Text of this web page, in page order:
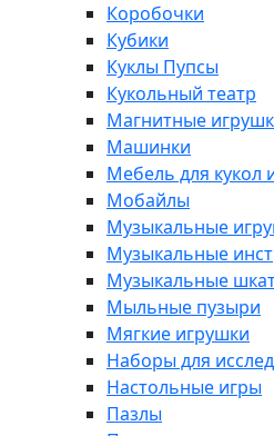
Коробочки
Кубики
Куклы Пупсы
Кукольный театр
Магнитные
Машинки
Мебель для кукол
Мобайлы
Музыкальные
Музыкальные
Музыкальные
Мыльные пузыри
Мягкие игрушки
Наборы для
Настольные игры
Пазлы